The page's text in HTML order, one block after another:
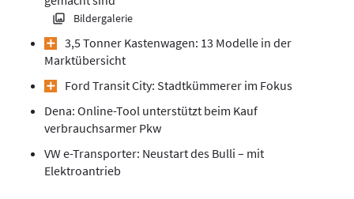
Bildergalerie
3,5 Tonner Kastenwagen: 13 Modelle in der
Marktübersicht
Ford Transit City: Stadtkümmerer im Fokus
Dena: Online-Tool unterstützt beim Kauf
verbrauchsarmer Pkw
VW e-Transporter: Neustart des Bulli – mit
Elektroantrieb